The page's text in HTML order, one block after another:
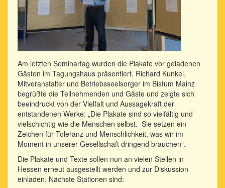
Am letzten Seminartag wurden die Plakate vor geladenen
Gästen im Tagungshaus präsentiert. Richard Kunkel,
Mitveranstalter und Betriebsseelsorger im Bistum Mainz
begrüßte die Teilnehmenden und Gäste und zeigte sich
beeindruckt von der Vielfalt und Aussagekraft der
entstandenen Werke: „Die Plakate sind so vielfältig und
vielschichtig wie die Menschen selbst. Sie setzen ein
Zeichen für Toleranz und Menschlichkeit, was wir im
Moment in unserer Gesellschaft dringend brauchen“.
Die Plakate und Texte sollen nun an vielen Stellen in
Hessen erneut ausgestellt werden und zur Diskussion
einladen. Nächste Stationen sind: